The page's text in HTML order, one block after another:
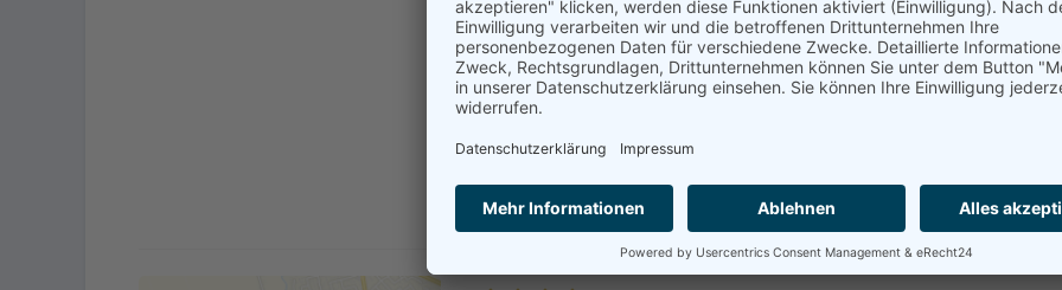
Seit über 20 Jahren sind wir in verschiedenen Bereichen der Pflege aktiv.
Bertels & Blömer Gruppe umfasst stationäre, ambulante und
Pflege. Darüber hinaus haben wir uns mit verschiedenen
unserer Region einen...